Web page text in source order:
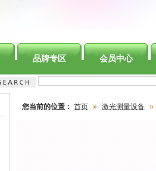
品牌专区 会员中心
您当前的位置： 首页 » 激光测量设备 »